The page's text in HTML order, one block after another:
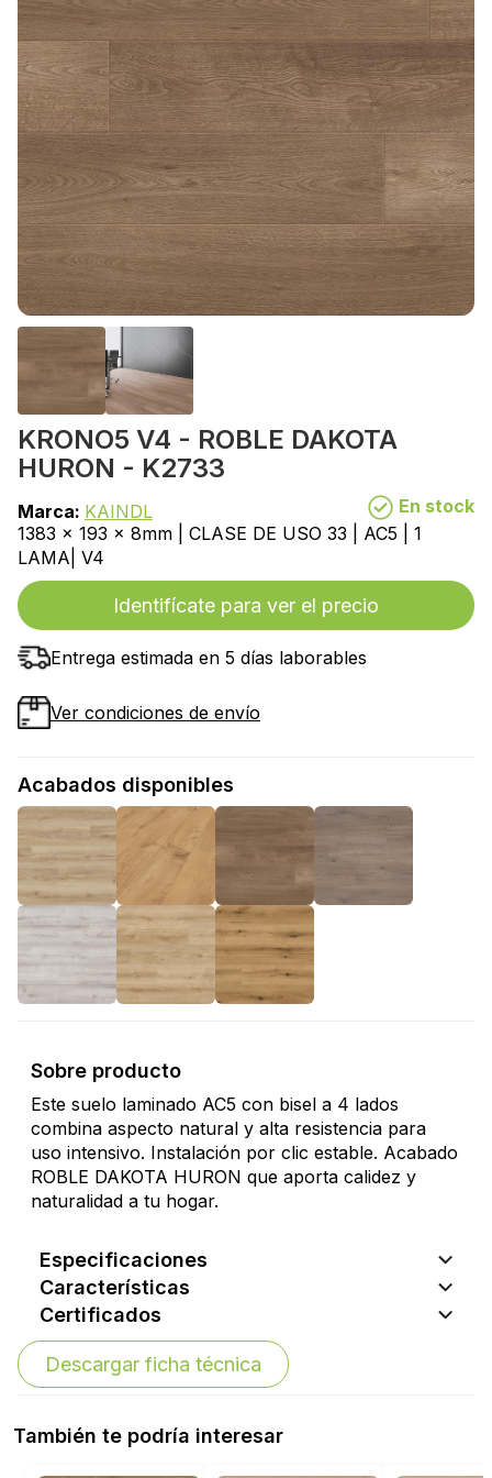
KRONO5 V4 - ROBLE DAKOTA
HURON - K2733
Marca: KAINDL
En stock
1383 x 193 x 8mm | CLASE DE USO 33 | AC5 | 1
LAMA| V4
Identifícate para ver el precio
Entrega estimada en 5 días laborables
Ver condiciones de envío
Acabados disponibles
Sobre producto
Este suelo laminado AC5 con bisel a 4 lados
combina aspecto natural y alta resistencia para
uso intensivo. Instalación por clic estable. Acabado
ROBLE DAKOTA HURON que aporta calidez y
naturalidad a tu hogar.
Especificaciones
Características
Certificados
Descargar ficha técnica
También te podría interesar